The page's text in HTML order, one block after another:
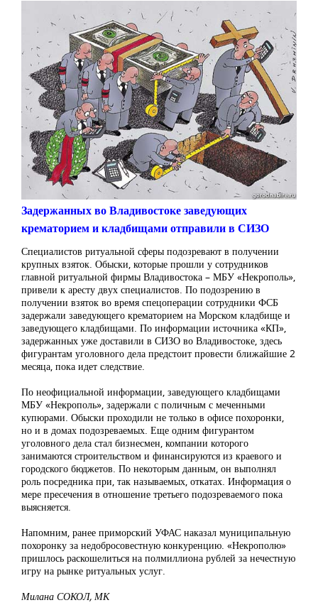
Задержанных во Владивостоке заведующих
крематорием и кладбищами отправили в СИЗО
Специалистов ритуальной сферы подозревают в получении
крупных взяток. Обыски, которые прошли у сотрудников
главной ритуальной фирмы Владивостока – МБУ «Некрополь»,
привели к аресту двух специалистов. По подозрению в
получении взяток во время спецоперации сотрудники ФСБ
задержали заведующего крематорием на Морском кладбище и
заведующего кладбищами. По информации источника «КП»,
задержанных уже доставили в СИЗО во Владивостоке, здесь
фигурантам уголовного дела предстоит провести ближайшие 2
месяца, пока идет следствие.
По неофициальной информации, заведующего кладбищами
МБУ «Некрополь», задержали с поличным с меченными
купюрами. Обыски проходили не только в офисе похоронки,
но и в домах подозреваемых. Еще одним фигурантом
уголовного дела стал бизнесмен, компании которого
занимаются строительством и финансируются из краевого и
городского бюджетов. По некоторым данным, он выполнял
роль посредника при, так называемых, откатах. Информация о
мере пресечения в отношение третьего подозреваемого пока
выясняется.
Напомним, ранее приморский УФАС наказал муниципальную
похоронку за недобросовестную конкуренцию. «Некрополю»
пришлось раскошелиться на полмиллиона рублей за нечестную
игру на рынке ритуальных услуг.
Милана СОКОЛ, МК